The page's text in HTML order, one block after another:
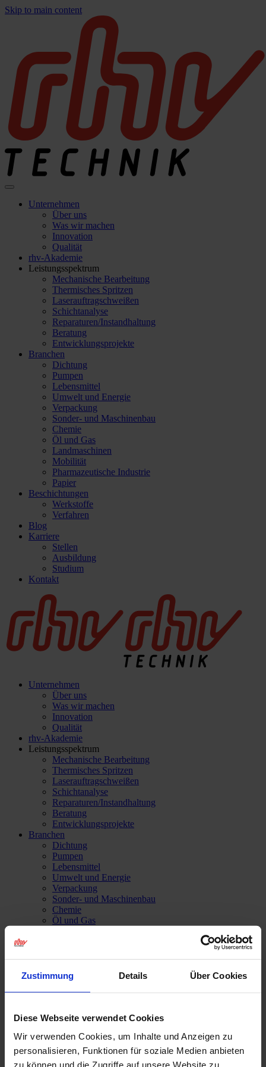
Zustimmung Details Über Cookies
Diese Webseite verwendet Cookies
Wir verwenden Cookies, um Inhalte und Anzeigen zu
personalisieren, Funktionen für soziale Medien anbieten
zu können und die Zugriffe auf unsere Website zu
Skip to main content
Unternehmen
Über uns
Was wir machen
Innovation
Qualität
rhv-Akademie
Leistungsspektrum
Mechanische Bearbeitung
Thermisches Spritzen
Laserauftragschweißen
Schichtanalyse
Reparaturen/​Instandhaltung
Beratung
Entwicklungsprojekte
Branchen
Dichtung
Pumpen
Lebensmittel
Umwelt und Energie
Verpackung
Sonder- und Maschinenbau
Chemie
Öl und Gas
Landmaschinen
Mobilität
Pharmazeutische Industrie
Papier
Beschichtungen
Werkstoffe
Verfahren
Blog
Karriere
Stellen
Ausbildung
Studium
Kontakt
Unternehmen
Über uns
Was wir machen
Innovation
Qualität
rhv-Akademie
Leistungsspektrum
Mechanische Bearbeitung
Thermisches Spritzen
Laserauftragschweißen
Schichtanalyse
Reparaturen/​Instandhaltung
Beratung
Entwicklungsprojekte
Branchen
Dichtung
Pumpen
Lebensmittel
Umwelt und Energie
Verpackung
Sonder- und Maschinenbau
Chemie
Öl und Gas
Papier
Beschichtungen
Verfahren
Karriere
Ausbildung
Studium
Kontakt